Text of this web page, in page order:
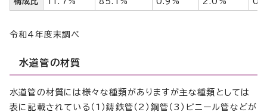
令和4年度末調べ
水道管の材質
水道管の材質には様々な種類がありますが主な種類としては
表に記載されている（1）鋳鉄管（2）鋼管（3）ビニール管などが